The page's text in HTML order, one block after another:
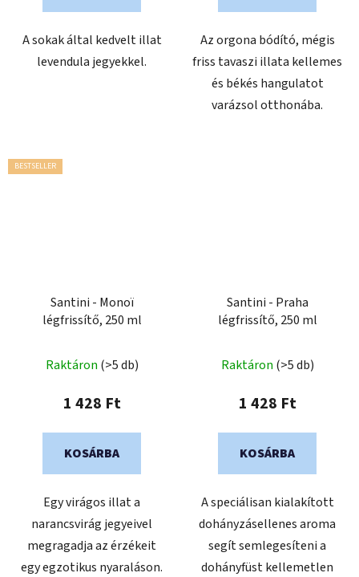
A sokak által kedvelt illat
levendula jegyekkel.
Az orgona bódító, mégis
friss tavaszi illata kellemes
és békés hangulatot
varázsol otthonába.
BESTSELLER
Santini - Monoï
légfrissítő, 250 ml
Raktáron (>5 db)
1 428 Ft
KOSÁRBA
Egy virágos illat a
narancsvirág jegyeivel
megragadja az érzékeit
egy egzotikus nyaraláson.
Santini - Praha
légfrissítő, 250 ml
Raktáron (>5 db)
1 428 Ft
KOSÁRBA
A speciálisan kialakított
dohányzásellenes aroma
segít semlegesíteni a
dohányfüst kellemetlen